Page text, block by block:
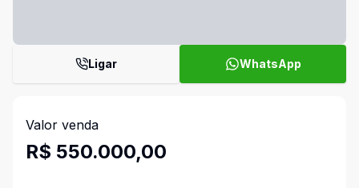
Ligar WhatsApp
Valor venda
R$ 550.000,00